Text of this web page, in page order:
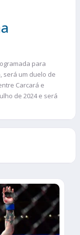
para
será um duelo de
Carcará e
de 2024 e será